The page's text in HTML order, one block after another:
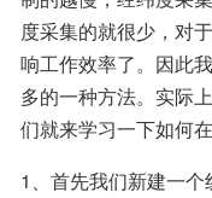
度采集的就很少，对
响工作效率了。因此
多的一种方法。实际
们就来学习一下如何
1、首先我们新建一